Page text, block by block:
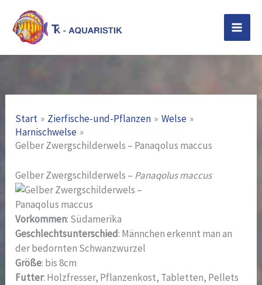
Inhalt
springen
Start Zierfische-und-Pflanzen
Welse
Harnischwelse
Gelber Zwergschilderwels – Panaqolus maccus
Gelber Zwergschilderwels – Panaqolus maccus
Vorkommen: Südamerika
Geschlechtsunterschied: Männchen erkennt man an
der bedornten Schwanzwurzel
Größe: bis 8cm
Futter: Holzfresser, Pflanzenkost, Tabletten, Pellets